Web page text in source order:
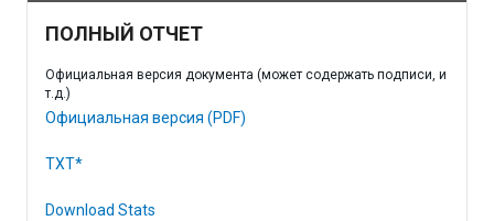
ПОЛНЫЙ ОТЧЕТ
Официальная версия документа (может содержать подписи, и
т.д.)
Официальная версия (PDF)
TXT*
Download Stats